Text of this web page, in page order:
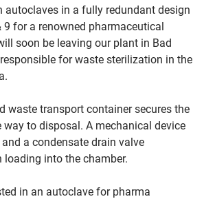
autoclaves in a fully redundant design
9 for a renowned pharmaceutical
soon be leaving our plant in Bad
for waste sterilization in the
waste transport container secures the
way to disposal. A mechanical device
a condensate drain valve
into the chamber.
in an autoclave for pharma